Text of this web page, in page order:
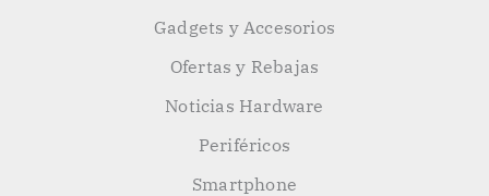
Gadgets y Accesorios
Ofertas y Rebajas
Noticias Hardware
Periféricos
Smartphone